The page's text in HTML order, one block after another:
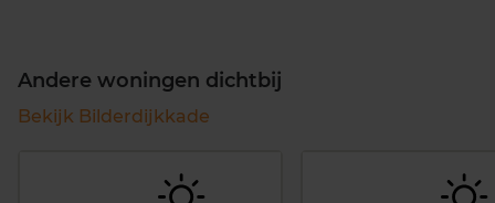
Andere woningen dichtbij
Bekijk Bilderdijkkade